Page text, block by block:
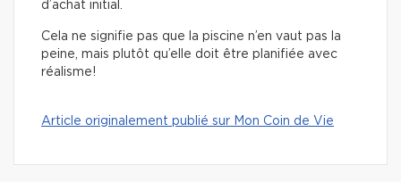
d’achat initial.
Cela ne signifie pas que la piscine n’en vaut pas la
peine, mais plutôt qu’elle doit être planifiée avec
réalisme!
Article originalement publié sur Mon Coin de Vie